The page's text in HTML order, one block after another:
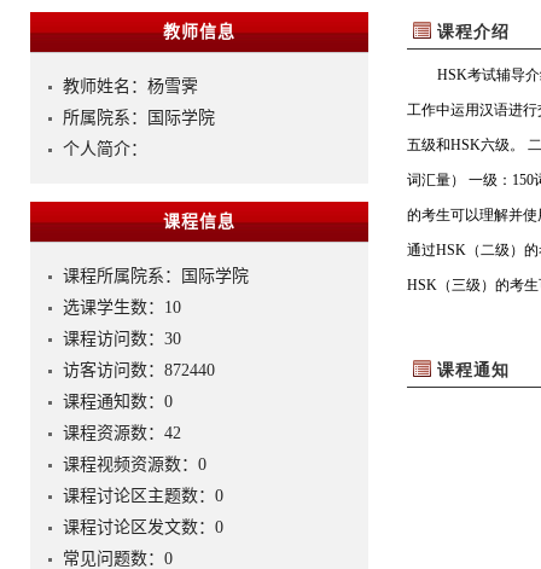
教师信息
教师姓名：杨雪霁
所属院系：国际学院
个人简介：
课程信息
课程所属院系：国际学院
选课学生数：10
课程访问数： 30
访客访问数： 872440
课程通知数： 0
课程资源数： 42
课程视频资源数： 0
课程讨论区主题数： 0
课程讨论区发文数： 0
常见问题数： 0